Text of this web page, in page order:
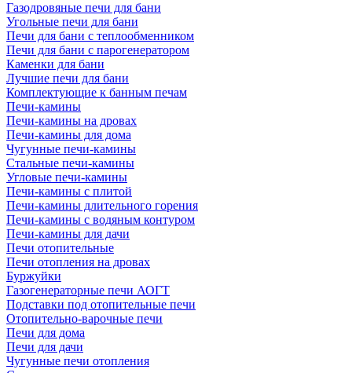
Газодровяные печи для бани
Угольные печи для бани
Печи для бани с теплообменником
Печи для бани с парогенератором
Каменки для бани
Лучшие печи для бани
Комплектующие к банным печам
Печи-камины
Печи-камины на дровах
Печи-камины для дома
Чугунные печи-камины
Стальные печи-камины
Угловые печи-камины
Печи-камины с плитой
Печи-камины длительного горения
Печи-камины с водяным контуром
Печи-камины для дачи
Печи отопительные
Печи отопления на дровах
Буржуйки
Газогенераторные печи АОГТ
Подставки под отопительные печи
Отопительно-варочные печи
Печи для дома
Печи для дачи
Чугунные печи отопления